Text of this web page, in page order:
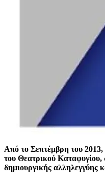
Από το Σεπτέμβρη του
του Θεατρικού Καταφυγίου,
δημιουργικής αλληλεγγύης